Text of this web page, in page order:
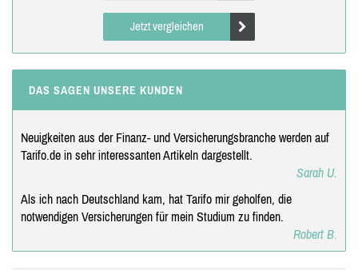
Jetzt vergleichen
DAS SAGEN UNSERE KUNDEN
Neuigkeiten aus der Finanz- und Versicherungsbranche werden auf
Tarifo.de in sehr interessanten Artikeln dargestellt.
Sarah U.
Als ich nach Deutschland kam, hat Tarifo mir geholfen, die
notwendigen Versicherungen für mein Studium zu finden.
Robert B.